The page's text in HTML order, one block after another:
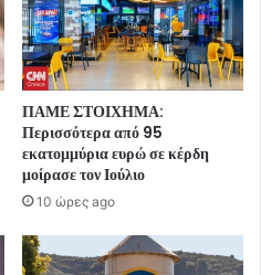
ΠΑΜΕ ΣΤΟΙΧΗΜΑ:
Περισσότερα από 95
εκατομμύρια ευρώ σε κέρδη
μοίρασε τον Ιούλιο
10 ώρες ago